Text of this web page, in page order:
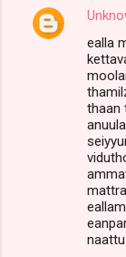
ealla
thaan